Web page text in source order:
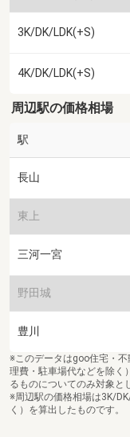
3K/DK/LDK(+S)
4K/DK/LDK(+S)
周辺駅の価格相場
駅
長山
東上
三河一宮
野田城
豊川
※このデータはgoo住宅・
理費・駐車場代などを除く
るものについてのみ対象と
※周辺駅の価格相場は3K/
く）を算出したものです。